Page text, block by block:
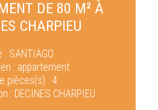
DE 80 M² À
CHARPIEU
: SANTIAGO
: appartement
pièces(s) : 4
: DECINES CHARPIEU